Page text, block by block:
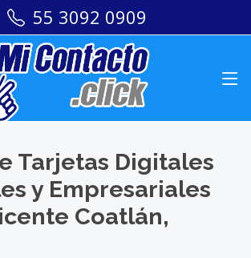
55 3092 0909
Tarjetas Digitales
y Empresariales
Coatlán,